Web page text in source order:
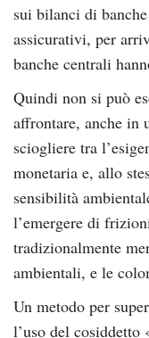
sui bilanci di
assicurativi, per
banche centrali
Quindi non si può
affrontare, anche in
sciogliere tra
monetaria e, allo
sensibilità
l’emergere di
tradizionalmente
ambientali, e le
Un metodo per
l’uso del